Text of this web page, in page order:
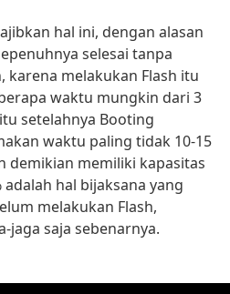
hal ini, dengan alasan
selesai tanpa
melakukan Flash itu
waktu mungkin dari 3
setelahnya Booting
waktu paling tidak 10-15
demikian memiliki kapasitas
hal bijaksana yang
melakukan Flash,
saja sebenarnya.